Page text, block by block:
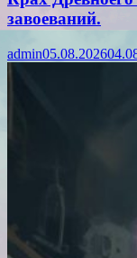
завоеваний.
admin05.08.2026